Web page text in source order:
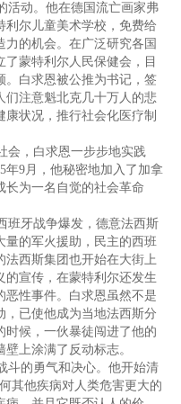
动。他在德国流亡画家弗
利尔儿童美术学校，免费给
的机会。在广泛研究各国
蒙特利尔人民保健会，目
。白求恩被公推为书记，签
们注意魁北克几十万人的悲
状况，推行社会化医疗制
，白求恩一步步地实践
年9月，他秘密地加入了加拿
长为一名自觉的社会革命
班牙战争爆发，德意法西斯
量的军火援助，民主的西班
法西斯集团也开始在大街上
的宣传，在蒙特利尔还发生
恶性事件。白求恩虽然不是
，已使他成为当地法西斯分
时候，一伙暴徒闯进了他的
上涂满了反动标志。
的勇气和决心。他开始清
其他疾病对人类危害更大的